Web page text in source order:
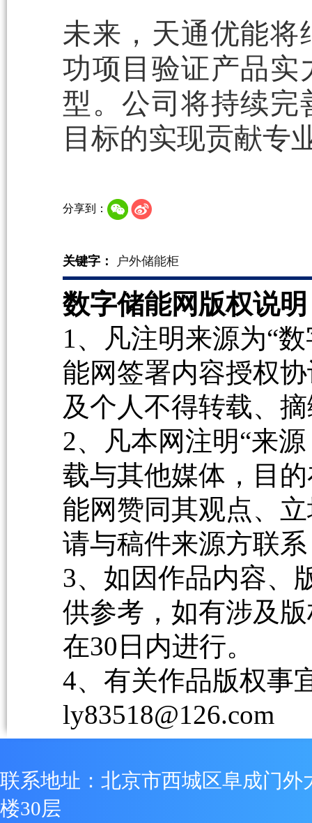
未来，天通优能将
功项目验证产品实
型。公司将持续完
目标的实现贡献专
分享到：
关键字： 户外储能柜
数字储能网版权说
1、凡注明来源为“
能网签署内容授权
及个人不得转载、
2、凡本网注明“来
载与其他媒体，目
能网赞同其观点、
请与稿件来源方联
3、如因作品内容、
供参考，如有涉及
在30日内进行。
4、有关作品版权事
ly83518@126.com
联系地址：北京市西城区阜成门外
楼30层